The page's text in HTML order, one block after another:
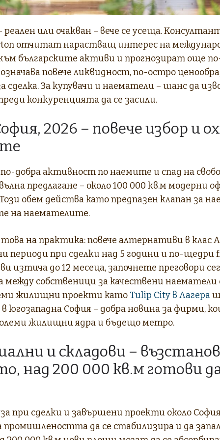
или очакван – вече се усеща.
отчитат нарастващ интерес на
българските активи и прогнозират още по-
повече ликвидност, по-остро
сделка. За купувачи и наематели – шанс да
конкуренцията да се засили.
2026 – повече избор и
по-добра активност по наемите и спад на
предлагане – около 100 000 кв.м модерни
обем действа като предпазен клапан за
на наемателите.
това на практика: повече алтернативи в клас
периоди при сделки над 5 години и по-
изтича до 12 месеца, започнете преговори
собственици за качествени наематели
жилищни проекти като Tulip City в Лагера
югозападна София – добра новина за фирми,
жилищни ядра и бъдещо метро.
и складови –
над 200 000 кв.м готови
при сделки и завършени проекти около
промишлеността да се стабилизира и да